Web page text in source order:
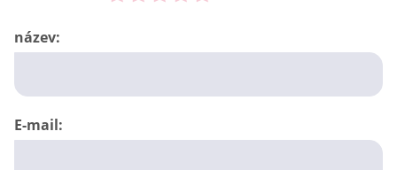
název:
E-mail: